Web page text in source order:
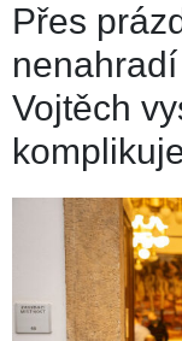
Přes
Vojtěch